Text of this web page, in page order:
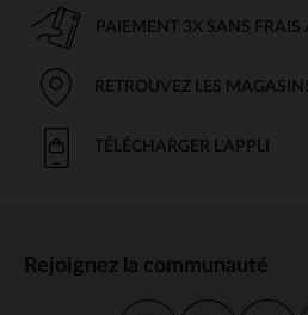
PAIEMENT 3X SANS FRAIS
RETROUVEZ LES
TÉLÉCHARGER L'APPLI
Rejoignez la communauté